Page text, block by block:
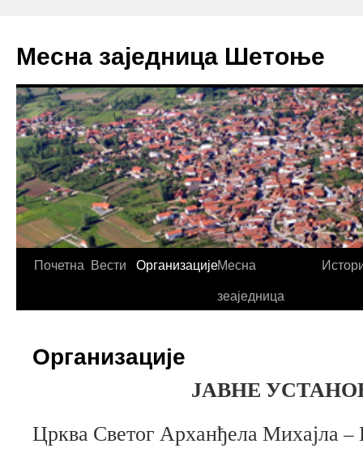
садржај
Месна заједница Шетоње
Почетна Вести ОрганизацијеМесна
зеаједница
Организације
ЈАВНЕ
Црква Светог Арханђела Михајла